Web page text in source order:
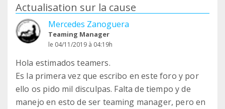
Actualisation sur la cause
Mercedes Zanoguera
Teaming Manager
le 04/11/2019 à 04:19h
Hola estimados teamers.
Es la primera vez que escribo en este foro y por
ello os pido mil disculpas. Falta de tiempo y de
manejo en esto de ser teaming manager, pero en